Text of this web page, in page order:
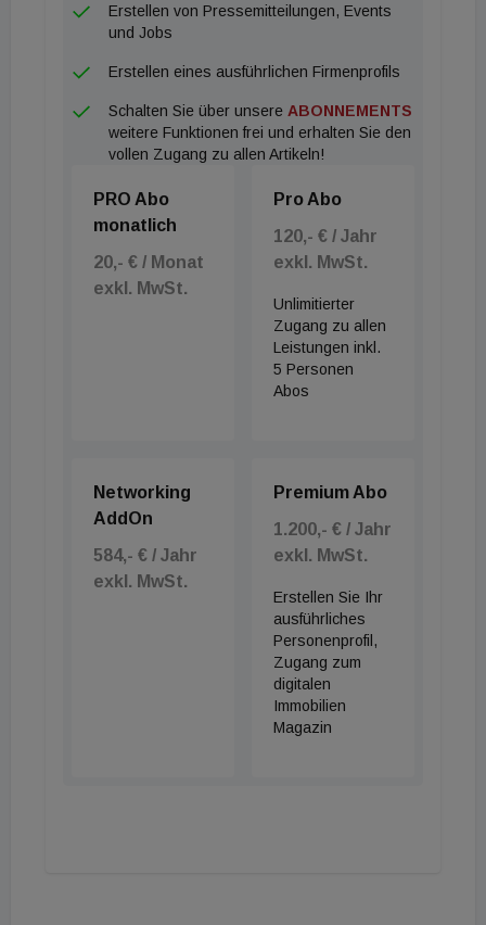
Erstellen von Pressemitteilungen, Events
und Jobs
Erstellen eines ausführlichen Firmenprofils
Schalten Sie über unsere ABONNEMENTS
weitere Funktionen frei und erhalten Sie den
vollen Zugang zu allen Artikeln!
PRO Abo
monatlich
20,- € / Monat
exkl. MwSt.
Pro Abo
120,- € / Jahr
exkl. MwSt.
Unlimitierter
Zugang zu allen
Leistungen inkl.
5 Personen
Abos
Networking
AddOn
584,- € / Jahr
exkl. MwSt.
Premium Abo
1.200,- € / Jahr
exkl. MwSt.
Erstellen Sie Ihr
ausführliches
Personenprofil,
Zugang zum
digitalen
Immobilien
Magazin